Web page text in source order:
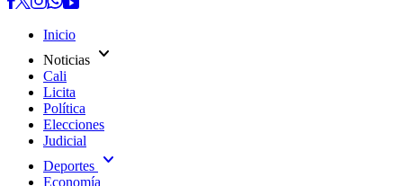
Inicio
Noticias expand_more
Cali
Licita
Política
Elecciones
Judicial
Deportes expand_more
Economía